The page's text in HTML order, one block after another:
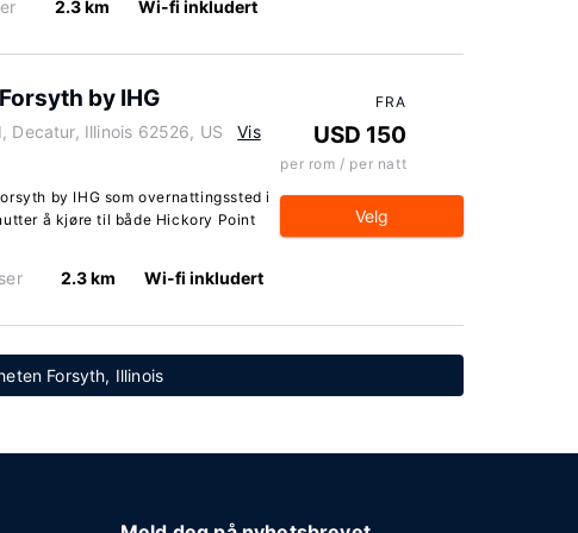
2.3 km Wi-fi inkludert
by IHG
Decatur, Illinois 62526, US
Vis
by IHG som overnattingssted i
å kjøre til både Hickory Point
2.3 km Wi-fi inkludert
FRA
USD 150
per rom / per natt
Velg
Forsyth, Illinois